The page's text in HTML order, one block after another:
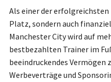
Als einer der
Platz, sondern auch
Manchester City wird auf
bestbezahlten Trainer im
beeindruckendes
Werbeverträge und